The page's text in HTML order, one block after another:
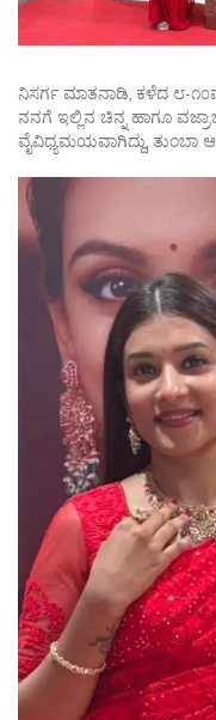
ನಿಸರ್ಗ ಮಾತನಾಡಿ, ಕಳೆದ ೮-
ನನಗೆ ಇಲ್ಲಿನ ಚಿನ್ನ ಹಾಗೂ
ವೈವಿಧ್ಯಮಯವಾಗಿದ್ದು,